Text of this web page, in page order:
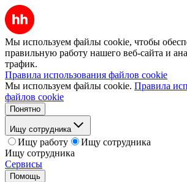
Мы используем файлы cookie, чтобы
правильную работу нашего веб-сайта и
трафик.
Правила использования файлов cookie
Мы используем файлы cookie. Правила
файлов cookie
Понятно
Ищу сотрудника
Ищу работу
Ищу сотрудника
Ищу сотрудника
Сервисы
Помощь